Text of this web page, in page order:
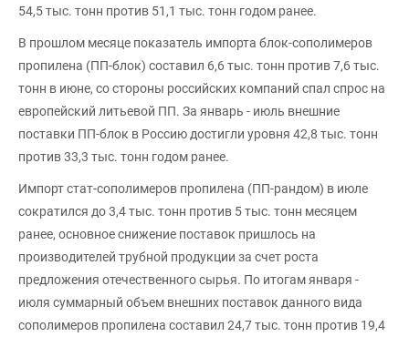
54,5 тыс. тонн против 51,1 тыс. тонн годом ранее.
В прошлом месяце показатель импорта блок-сополимеров
пропилена (ПП-блок) составил 6,6 тыс. тонн против 7,6 тыс.
тонн в июне, со стороны российских компаний спал спрос на
европейский литьевой ПП. За январь - июль внешние
поставки ПП-блок в Россию достигли уровня 42,8 тыс. тонн
против 33,3 тыс. тонн годом ранее.
Импорт стат-сополимеров пропилена (ПП-рандом) в июле
сократился до 3,4 тыс. тонн против 5 тыс. тонн месяцем
ранее, основное снижение поставок пришлось на
производителей трубной продукции за счет роста
предложения отечественного сырья. По итогам января -
июля суммарный объем внешних поставок данного вида
сополимеров пропилена составил 24,7 тыс. тонн против 19,4